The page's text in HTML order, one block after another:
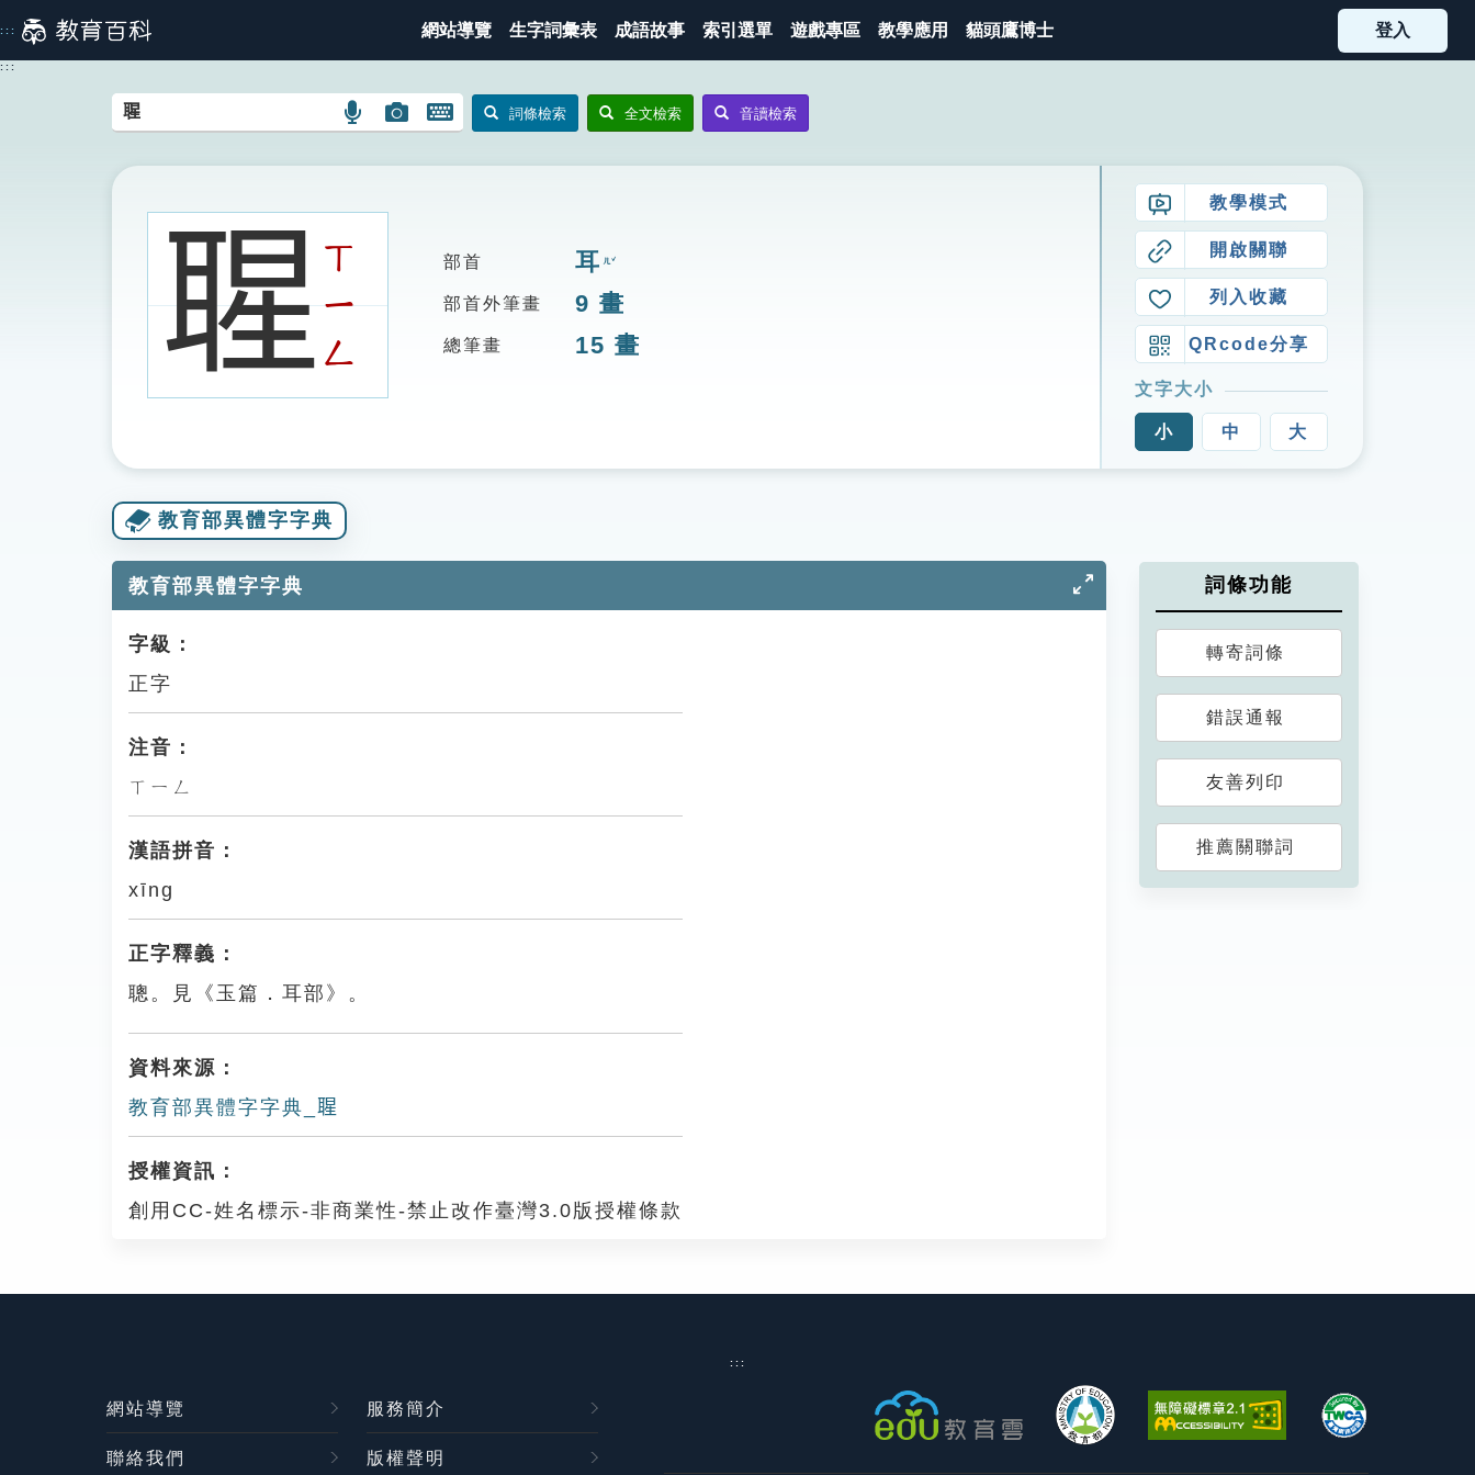
到
主
::: 網站導覽 生字詞彙表 成語故事 索引選單 遊戲專區 教學應用 貓頭鷹博士 登入
:::
語
搜
圖
示
圖
搜
開
鍵
詞條檢索 全文檢索 音讀檢索
𦖤ㄒ
ㄧ
ㄥ
部首 耳 ㄦˇ
部首外筆畫 9 畫
總筆畫 15 畫
教學模式
開啟關聯
列入收藏
QRcode分享
文字大小
小 中 大
教育部異體字字典
教育部異體字字典
字級：
正字
注音：
ㄒㄧㄥ
漢語拼音：
xīng
正字釋義：
聰。見《玉篇．耳部》。
資料來源：
教育部異體字字典_𦖤
授權資訊：
創用CC-姓名標示-非商業性-禁止改作臺灣3.0版授權條款
詞條功能
轉寄詞條
錯誤通報
友善列印
推薦關聯詞
:::
網站導覽 服務簡介
聯絡我們 版權聲明